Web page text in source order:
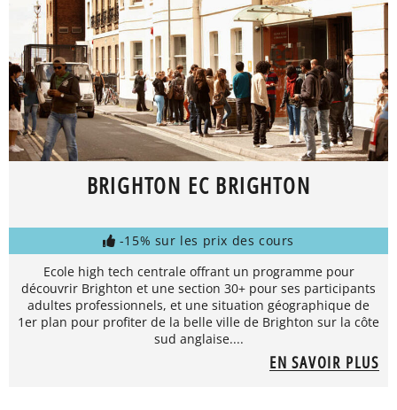
BRIGHTON EC BRIGHTON
-15% sur les prix des cours
Ecole high tech centrale offrant un programme pour
découvrir Brighton et une section 30+ pour ses participants
adultes professionnels, et une situation géographique de
1er plan pour profiter de la belle ville de Brighton sur la côte
sud anglaise....
EN SAVOIR PLUS